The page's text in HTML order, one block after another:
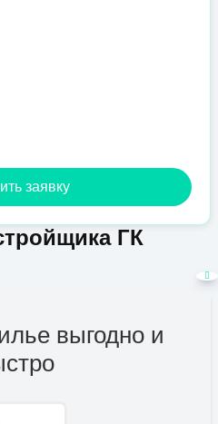
заявку
ГК
выгодно и